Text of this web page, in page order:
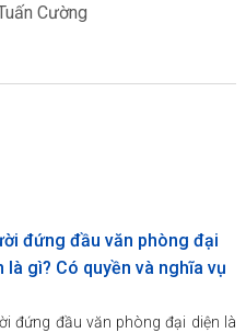
Cường
đứng đầu văn phòng đại
là gì? Có quyền và nghĩa vụ
đứng đầu văn phòng đại diện là